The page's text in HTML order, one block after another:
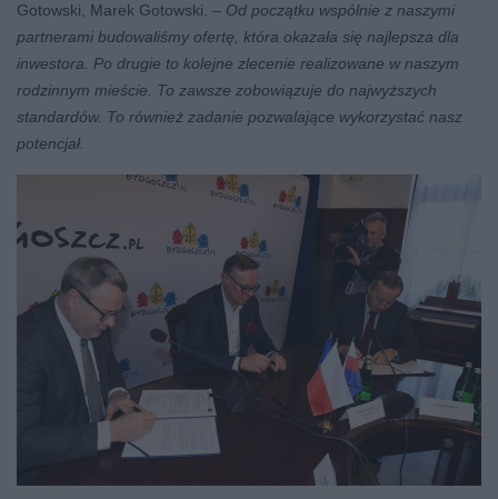
Gotowski, Marek Gotowski. – Od początku wspólnie z naszymi
partnerami budowaliśmy ofertę, która okazała się najlepsza dla
inwestora. Po drugie to kolejne zlecenie realizowane w naszym
rodzinnym mieście. To zawsze zobowiązuje do najwyższych
standardów. To również zadanie pozwalające wykorzystać nasz
potencjał.